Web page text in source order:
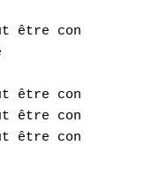
être con
être con
être con